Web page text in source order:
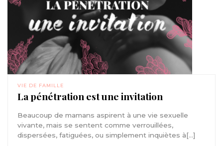
VIE DE FAMILLE
La pénétration est une invitation
Beaucoup de mamans aspirent à une vie sexuelle
vivante, mais se sentent comme verrouillées,
dispersées, fatiguées, ou simplement inquiètes à[...]